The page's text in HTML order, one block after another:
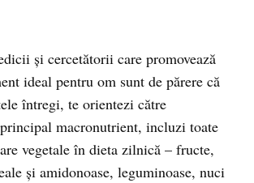
și cercetătorii care promovează
ideal pentru om sunt de părere că
întregi, te orientezi către
macronutrient, incluzi toate
vegetale în dieta zilnică – fructe,
și amidonoase, leguminoase, nuci